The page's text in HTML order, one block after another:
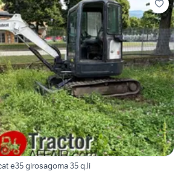
e35 girosagoma 35 q.li